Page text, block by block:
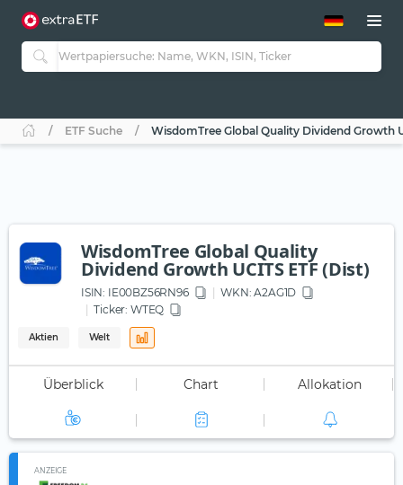
ETF-Guide 2.0
Guide Aktive ETFs
ETF-Sparpläne
ETF Suche WisdomTree Global Quality Dividend Growth
WisdomTree Global Quality
Dividend Growth UCITS ETF (Dist)
ISIN: IE00BZ56RN96 WKN: A2AG1D
Ticker: WTEQ
Aktien Welt
Überblick Chart Allokation
ANZEIGE